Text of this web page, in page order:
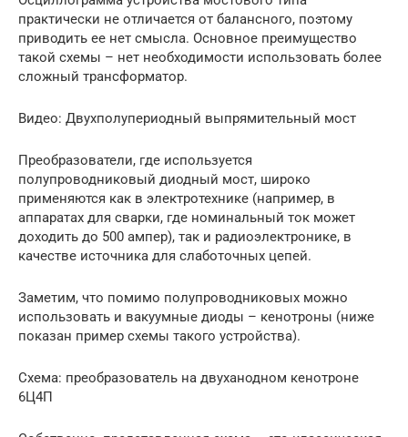
практически не отличается от балансного, поэтому
приводить ее нет смысла. Основное преимущество
такой схемы – нет необходимости использовать более
сложный трансформатор.
Видео: Двухполупериодный выпрямительный мост
Преобразователи, где используется
полупроводниковый диодный мост, широко
применяются как в электротехнике (например, в
аппаратах для сварки, где номинальный ток может
доходить до 500 ампер), так и радиоэлектронике, в
качестве источника для слаботочных цепей.
Заметим, что помимо полупроводниковых можно
использовать и вакуумные диоды – кенотроны (ниже
показан пример схемы такого устройства).
Схема: преобразователь на двуханодном кенотроне
6Ц4П